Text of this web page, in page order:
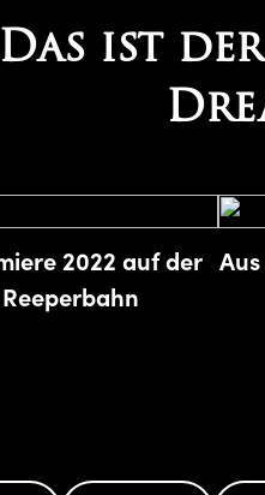
Das ist
2022 auf der